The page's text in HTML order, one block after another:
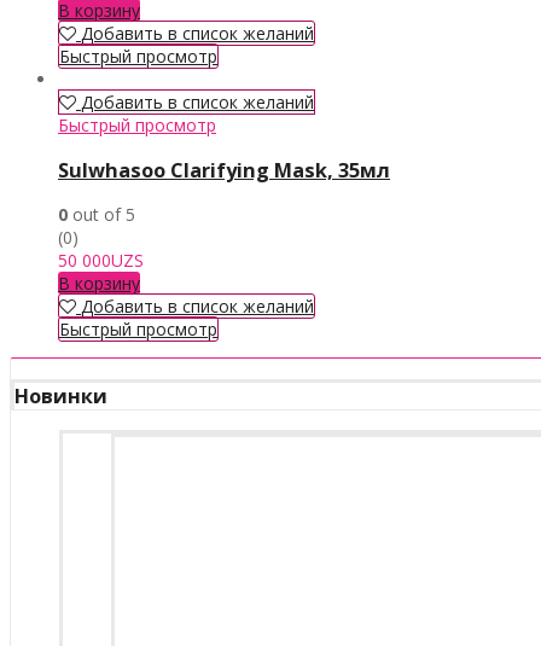
В корзину
Добавить в список желаний
Быстрый просмотр
Добавить в список желаний
Быстрый просмотр
Sulwhasoo Clarifying Mask, 35мл
0 out of 5
(0)
50 000UZS
В корзину
Добавить в список желаний
Быстрый просмотр
Новинки